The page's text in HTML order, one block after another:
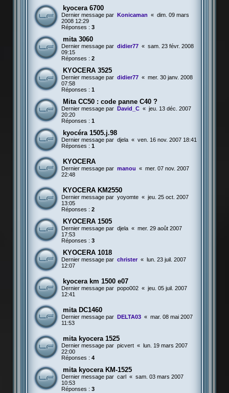
kyocera 6700
Dernier message par Konicaman « dim. 09 mars
2008 12:29
Réponses : 3
mita 3060
Dernier message par didier77 « sam. 23 févr. 2008
09:15
Réponses : 2
KYOCERA 3525
Dernier message par didier77 « mer. 30 janv. 2008
07:58
Réponses : 1
Mita CC50 : code panne C40 ?
Dernier message par David_C « jeu. 13 déc. 2007
20:20
Réponses : 1
kyocéra 1505.j.98
Dernier message par djela « ven. 16 nov. 2007 18:41
Réponses : 1
KYOCERA
Dernier message par manou « mer. 07 nov. 2007
22:48
KYOCERA KM2550
Dernier message par yoyomte « jeu. 25 oct. 2007
13:05
Réponses : 2
KYOCERA 1505
Dernier message par djela « mer. 29 août 2007
17:53
Réponses : 3
KYOCERA 1018
Dernier message par christer «
lun. 23 juil. 2007
12:07
kyocera km 1500 e07
Dernier message par popo002 « jeu. 05 juil. 2007
12:41
mita DC1460
Dernier message par DELTA03 « mar. 08 mai 2007
11:53
mita kyocera 1525
Dernier message par picvert «
lun. 19 mars 2007
22:00
Réponses : 4
mita kyocera KM-1525
Dernier message par carl « sam. 03 mars 2007
10:53
Réponses : 3